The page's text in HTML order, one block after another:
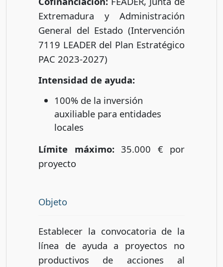
Extremadura y Administración
General del Estado (Intervención
7119 LEADER del Plan Estratégico
PAC 2023-2027)
Intensidad de ayuda:
100% de la inversión
auxiliable para entidades
locales
Límite máximo:35.000 € por
proyecto
Objeto
Establecer la convocatoria de la
línea de ayuda a proyectos no
productivos de acciones al